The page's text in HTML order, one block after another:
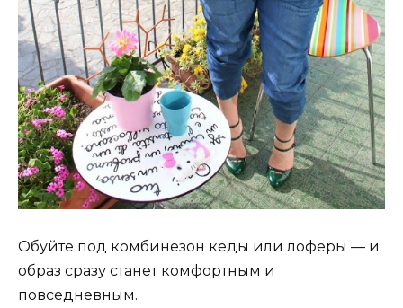
Обуйте под комбинезон кеды или лоферы — и
образ сразу станет комфортным и
повседневным.